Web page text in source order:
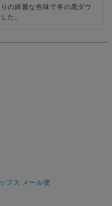
の綺麗な色味で冬の黒ダウ
た。
プス メール便